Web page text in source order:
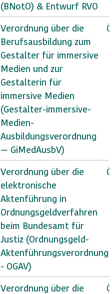
(BNotO) & Entwurf RVO
Verordnung über die
Berufsausbildung zum
Gestalter für immersive
Medien und zur
Gestalterin für
immersive Medien
(Gestalter-immersive-
Medien-
Ausbildungsverordnung
— GiMedAusbV)
Verordnung über die
elektronische
Aktenführung in
Ordnungsgeldverfahren
beim Bundesamt für
Justiz (Ordnungsgeld-
Aktenführungsverordnung
- OGAV)
Verordnung über die